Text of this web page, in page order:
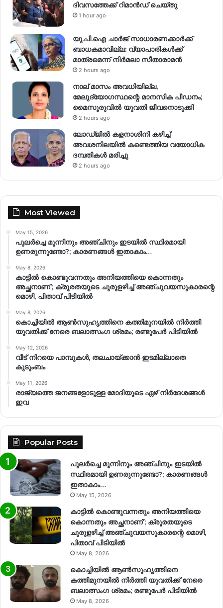
ദിവസത്തേക്ക് റിമാൻഡ് ചെയ്തു
1 hour ago
യു.പി.ഐ ചാർജ് സാധാരണക്കാർക്ക്
ബാധകമാവില്ല: വ്യാപാരികൾക്ക്
മാത്രമെന്ന് നിർമലാ സീതാരാമൻ
2 hours ago
നാല് മാസം അവധിയില്ല,
മേലുദ്യോഗസ്ഥന്റെ മാനസിക പീഡനം;
മൈസൂരുവിൽ യുവതി ജീവനൊടുക്കി
2 hours ago
ലോഡ്ജിൽ കളനാശിനി കഴിച്ച്
അവശനിലയിൽ കണ്ടെത്തിയ വയോധിക
ദമ്പതികൾ മരിച്ചു
2 hours ago
Most Viewed
May 15, 2026
പുലർച്ചെ മൂന്നിനും അഞ്ചിനും ഇടയിൽ സ്ഥിരമായി
ഉണരുന്നുണ്ടോ?; കാരണങ്ങള്‍ ഇതാകാം…
May 8, 2026
കാട്ടിൽ കൊണ്ടുവന്നതും അനിയത്തിയെ കൊന്നതും
അച്ഛനാണ്’; ക്രൂരതയുടെ ചുരുളഴിച്ച് അഞ്ചുവയസുകാരന്റെ
മൊഴി, പിതാവ് പിടിയിൽ
May 8, 2026
കൊച്ചിയിൽ ആൺസുഹൃത്തിനെ കത്തിമുനയിൽ നിർത്തി
യുവതിക്ക് നേരെ ബലാത്സംഗ​ ശ്രമം; രണ്ടുപേർ പിടിയിൽ
May 12, 2026
വീട് നിറയെ പാമ്പുകൾ, തലചായ്ക്കാൻ ഇടമില്ലാതെ
കുടുംബം
May 11, 2026
രാജ്യത്തെ ജനങ്ങളോടുള്ള മോദിയുടെ ഏഴ് നിര്‍ദേശങ്ങള്‍
ഇവ
Popular Posts
പുലർച്ചെ മൂന്നിനും അഞ്ചിനും ഇടയിൽ
സ്ഥിരമായി ഉണരുന്നുണ്ടോ?; കാരണങ്ങള്‍
ഇതാകാം…
May 15, 2026
കാട്ടിൽ കൊണ്ടുവന്നതും അനിയത്തിയെ
കൊന്നതും അച്ഛനാണ്’; ക്രൂരതയുടെ
ചുരുളഴിച്ച് അഞ്ചുവയസുകാരന്റെ മൊഴി,
പിതാവ് പിടിയിൽ
May 8, 2026
കൊച്ചിയിൽ ആൺസുഹൃത്തിനെ
കത്തിമുനയിൽ നിർത്തി യുവതിക്ക് നേരെ
ബലാത്സംഗ​ ശ്രമം; രണ്ടുപേർ പിടിയിൽ
May 8, 2026